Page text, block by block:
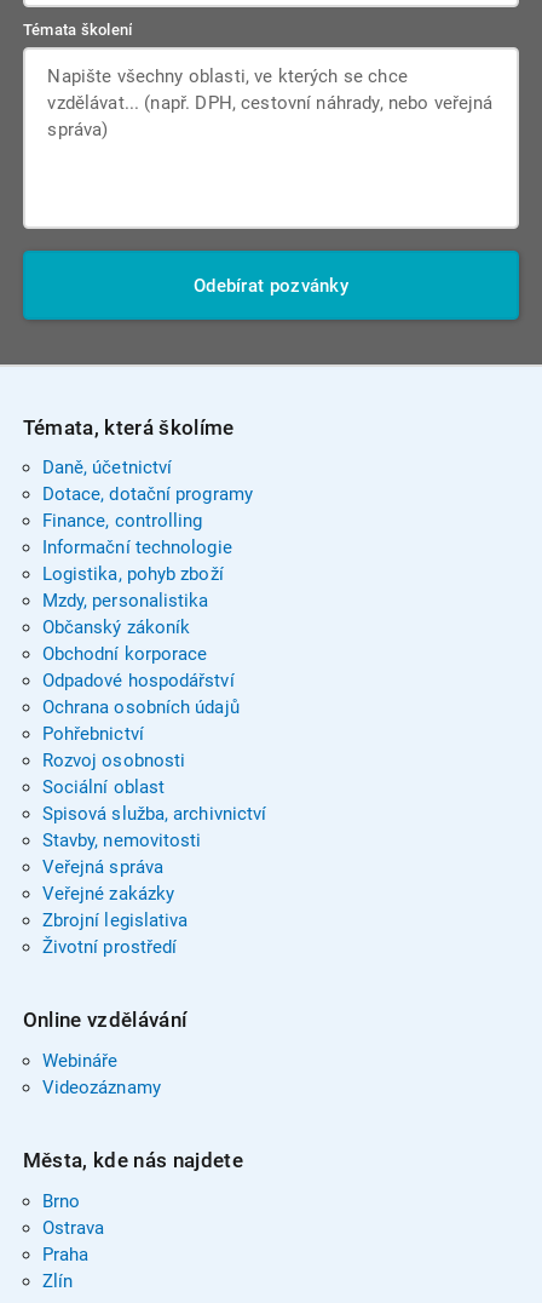
Témata školení
Odebírat pozvánky
Témata, která školíme
Daně, účetnictví
Dotace, dotační programy
Finance, controlling
Informační technologie
Logistika, pohyb zboží
Mzdy, personalistika
Občanský zákoník
Obchodní korporace
Odpadové hospodářství
Ochrana osobních údajů
Pohřebnictví
Rozvoj osobnosti
Sociální oblast
Spisová služba, archivnictví
Stavby, nemovitosti
Veřejná správa
Veřejné zakázky
Zbrojní legislativa
Životní prostředí
Online vzdělávání
Webináře
Videozáznamy
Města, kde nás najdete
Brno
Ostrava
Praha
Zlín